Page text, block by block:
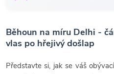
Běhoun na míru Delhi -
vlas po hřejivý došlap
Představte si, jak se váš